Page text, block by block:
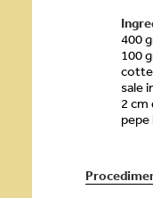
400
100
cotte
sale
2 cm
pepe